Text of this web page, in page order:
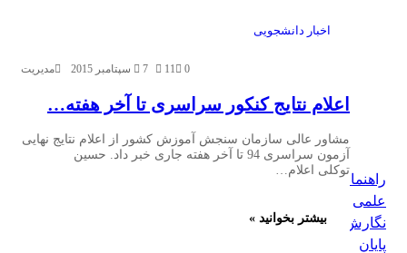
اخبار دانشجویی
مدیریت 7 سپتامبر 2015 0
11
اعلام نتایج کنکور سراسری تا آخر هفته…
مشاور عالی سازمان سنجش آموزش کشور از اعلام نتایج نهایی
آزمون سراسری 94 تا آخر هفته جاری خبر داد. حسین
توکلی اعلام…
بیشتر بخوانید »
2025
راهنمای
علمی
نگارش
پایان